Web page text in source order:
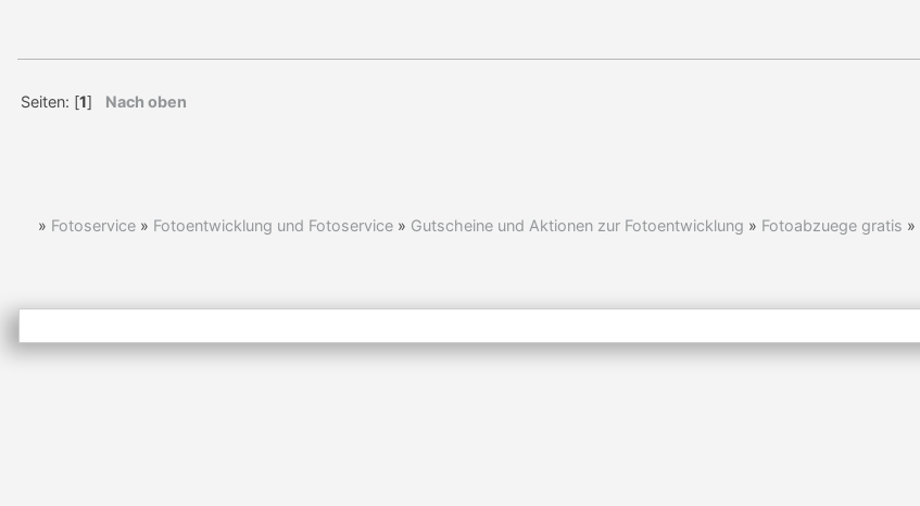
Seiten: [1] Nach oben
» Fotoservice » Fotoentwicklung und Fotoservice » Gutscheine und Aktionen zur Fotoentwicklung » Fotoabzuege gratis »